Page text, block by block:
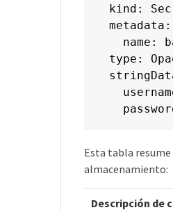
kind:
metadata:
name:
type:
Esta tabla
almacenamiento:
Descripción de